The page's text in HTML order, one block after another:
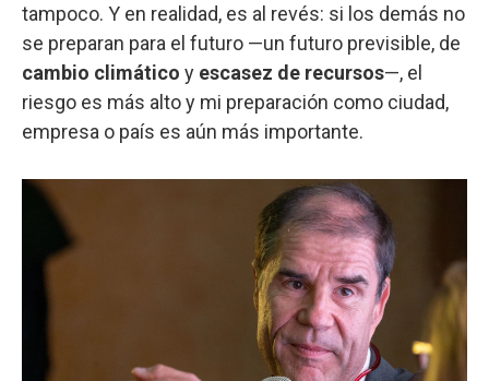
tampoco. Y en realidad, es al revés: si los demás no
se preparan para el futuro —un futuro previsible, de
cambio climático y escasez de recursos—, el
riesgo es más alto y mi preparación como ciudad,
empresa o país es aún más importante.